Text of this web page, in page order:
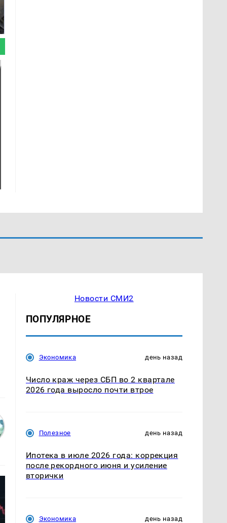
Новости СМИ2
ПОПУЛЯРНОЕ
Экономика день назад
Число краж через СБП во 2 квартале
2026 года выросло почти втрое
Полезное день назад
Ипотека в июле 2026 года: коррекция
после рекордного июня и усиление
вторички
Экономика день назад